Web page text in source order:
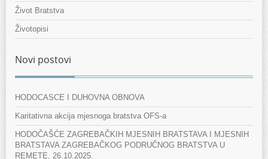
Život Bratstva
Životopisi
Novi postovi
HODOCASCE I DUHOVNA OBNOVA
Karitativna akcija mjesnoga bratstva OFS-a
HODOČAŠĆE ZAGREBAČKIH MJESNIH BRATSTAVA I MJESNIH
BRATSTAVA ZAGREBAČKOG PODRUČNOG BRATSTVA U
REMETE, 26.10.2025.